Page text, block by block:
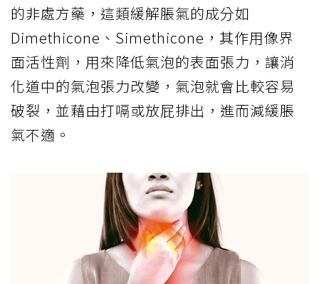
的非處方藥，這類緩解脹氣的成分如
Dimethicone、Simethicone，其作用像界
面活性劑，用來降低氣泡的表面張力，讓消
化道中的氣泡張力改變，氣泡就會比較容易
破裂，並藉由打嗝或放屁排出，進而減緩脹
氣不適。